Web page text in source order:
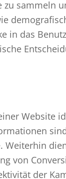
sammeln
in das
Website
Weiterhin
von
der